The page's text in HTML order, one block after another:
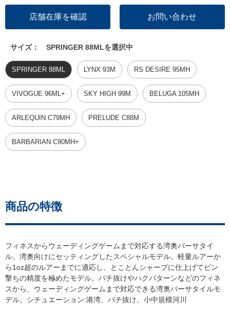
店舗在庫を確認 お問い合わせ
サイズ： SPRINGER 88MLを選択中
SPRINGER 88ML LYNX 93M RS DESIRE 95MH
VIVOGUE 96ML+ SKY HIGH 99M BELUGA 105MH
ARLEQUIN C79MH PRELUDE C88M
BARBARIAN C90MH+
商品の特徴
フィネスからウェーディングゲームまで対応する湾奥バーサタイ
ル。湾奥向けにセッティングしたスペシャルモデル。軽量ルアーか
ら1oz超のルアーまでに適応し、とことんシャープに仕上げてピン
撃ちの精度を極めたモデル。バチ抜けやハクパターンなどのフィネ
スから、ウェーディングゲームまで対応できる湾奥バーサタイルモ
デル。シチュエーション:港湾、バチ抜け、小中規模河川